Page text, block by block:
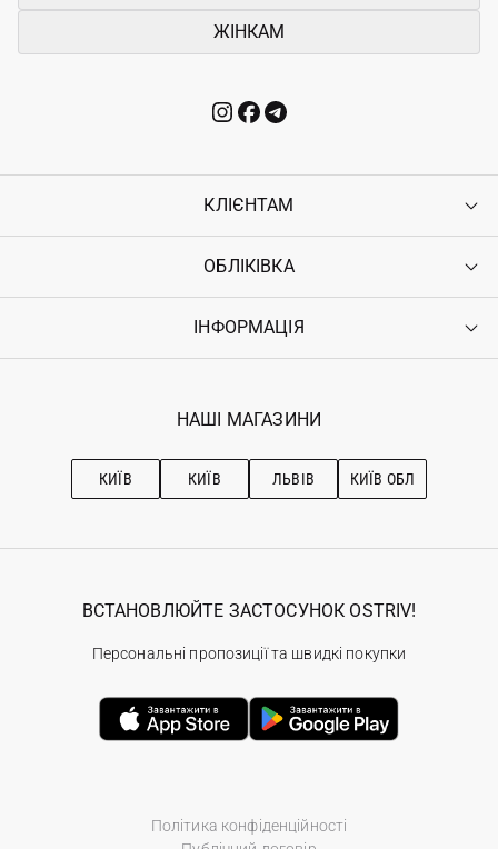
ЖІНКАМ
КЛІЄНТАМ
Контакти
Повернення
Гарантія
ОБЛІКІВКА
Увійти
Ostriv Club+
ІНФОРМАЦІЯ
Наші магазини
Рекомендації з догляду
НАШІ МАГАЗИНИ
КИЇВ КИЇВ ЛЬВІВ КИЇВ ОБЛ
Політика конфіденційності
ВСТАНОВЛЮЙТЕ ЗАСТОСУНОК OSTRIV!
Персональні пропозиції та швидкі покупки